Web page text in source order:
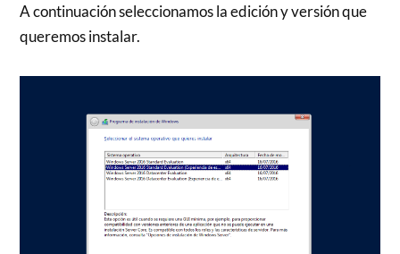
A continuación seleccionamos la edición y versión que
queremos instalar.